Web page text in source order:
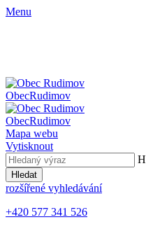
Menu
ObecRudimov
ObecRudimov
Mapa webu
Vytisknout
Hledat
rozšířené vyhledávání
+420 577 341 526